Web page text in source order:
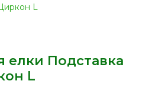
елки Подставка
L